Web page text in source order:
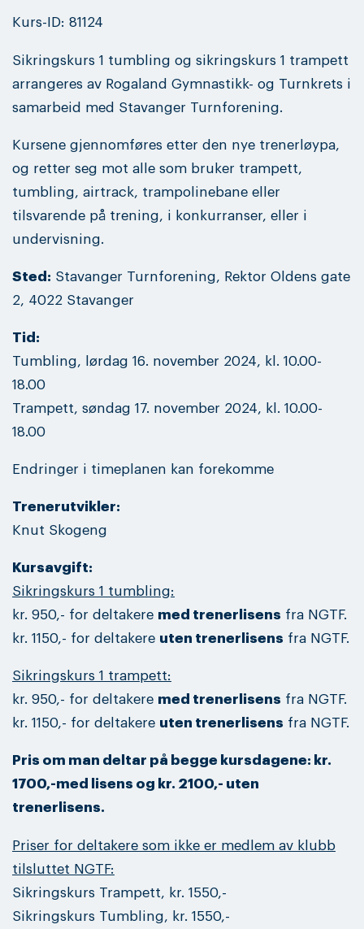
Kurs-ID: 81124
Sikringskurs 1 tumbling og sikringskurs 1 trampett
arrangeres av Rogaland Gymnastikk- og Turnkrets i
samarbeid med Stavanger Turnforening.
Kursene gjennomføres etter den nye trenerløypa,
og retter seg mot alle som bruker trampett,
tumbling, airtrack, trampolinebane eller
tilsvarende på trening, i konkurranser, eller i
undervisning.
Sted: Stavanger Turnforening, Rektor Oldens gate
2, 4022 Stavanger
Tid:
Tumbling, lørdag 16. november 2024, kl. 10.00-
18.00
Trampett, søndag 17. november 2024, kl. 10.00-
18.00
Endringer i timeplanen kan forekomme
Trenerutvikler:
Knut Skogeng
Kursavgift:
Sikringskurs 1 tumbling:
kr. 950,- for deltakere med trenerlisens fra NGTF.
kr. 1150,- for deltakere uten trenerlisens fra NGTF.
Sikringskurs 1 trampett:
kr. 950,- for deltakere med trenerlisens fra NGTF.
kr. 1150,- for deltakere uten trenerlisens fra NGTF.
Pris om man deltar på begge kursdagene: kr.
1700,-med lisens og kr. 2100,- uten
trenerlisens.
Priser for deltakere som ikke er medlem av klubb
tilsluttet NGTF:
Sikringskurs Trampett, kr. 1550,-
Sikringskurs Tumbling, kr. 1550,-